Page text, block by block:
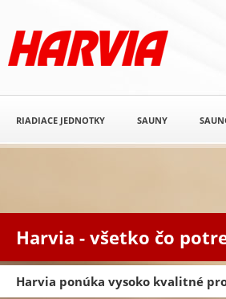
Harvia - všetko čo
Harvia ponúka vysoko kvalitné
RIADIACE JEDNOTKY SAUNY